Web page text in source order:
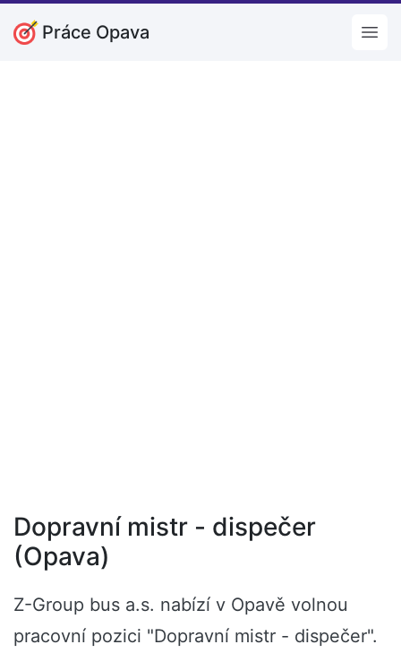
Práce Opava
Dopravní mistr - dispečer
(Opava)
Z-Group bus a.s. nabízí v Opavě volnou
pracovní pozici "Dopravní mistr - dispečer".